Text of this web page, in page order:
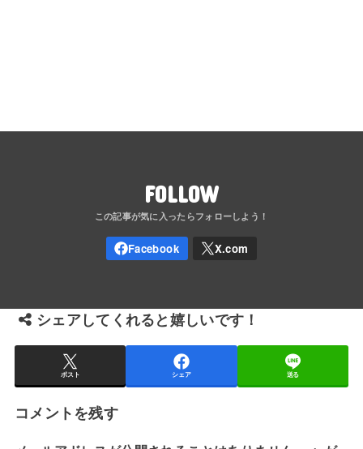
FOLLOW
シェアしてくれると嬉しいです！
ポスト シェア 送る
コメントを残す